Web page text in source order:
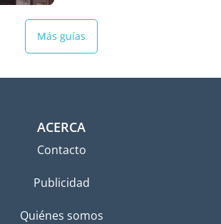
Más guías
ACERCA
Contacto
Publicidad
Quiénes somos